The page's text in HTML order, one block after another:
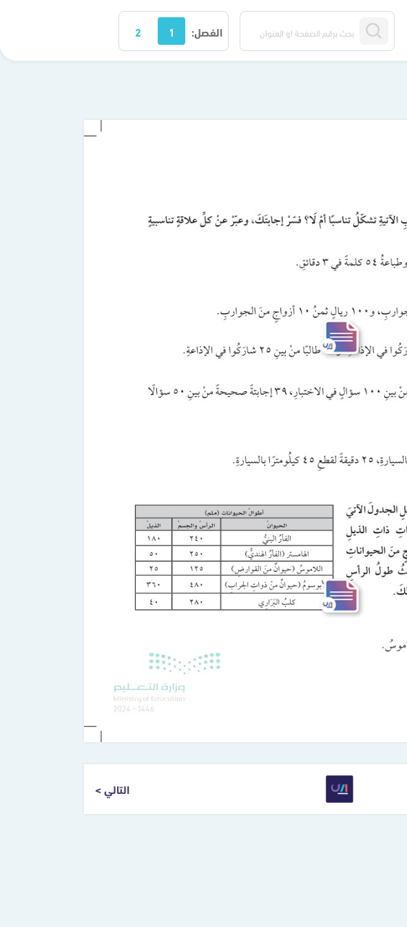
الفصل: 1
2
التالي >